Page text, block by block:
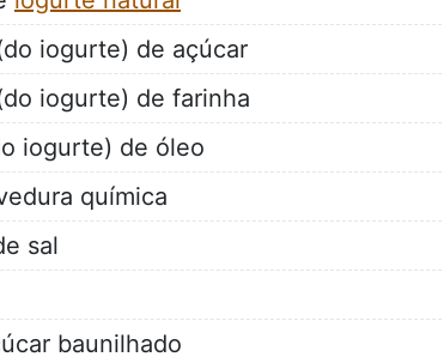
iogurte) de açúcar
iogurte) de farinha
iogurte) de óleo
química
sal
baunilhado